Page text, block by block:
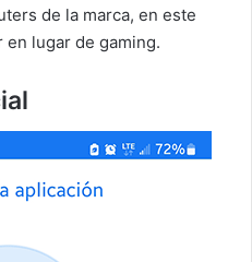
de la marca, en este
lugar de gaming.